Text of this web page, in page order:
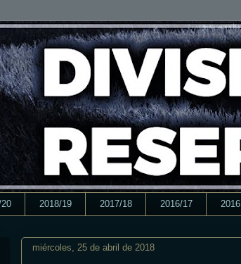
2018/19 2017/18 2016/17 2016
miércoles, 25 de abril de 2018